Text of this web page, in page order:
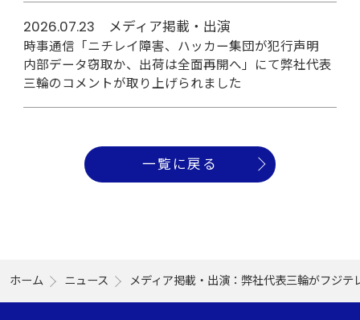
2026.07.23 メディア掲載・出演
時事通信「ニチレイ障害、ハッカー集団が犯行声明
内部データ窃取か、出荷は全面再開へ」にて弊社代表
三輪のコメントが取り上げられました
一覧に戻る
ホーム ニュース メディア掲載・出演：弊社代表三輪がフジテ